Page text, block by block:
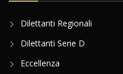
Dilettanti Regionali
Dilettanti Serie D
Eccellenza